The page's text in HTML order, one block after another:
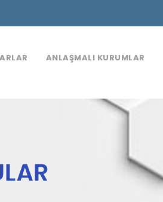
ANLAŞMALI KURUMLAR